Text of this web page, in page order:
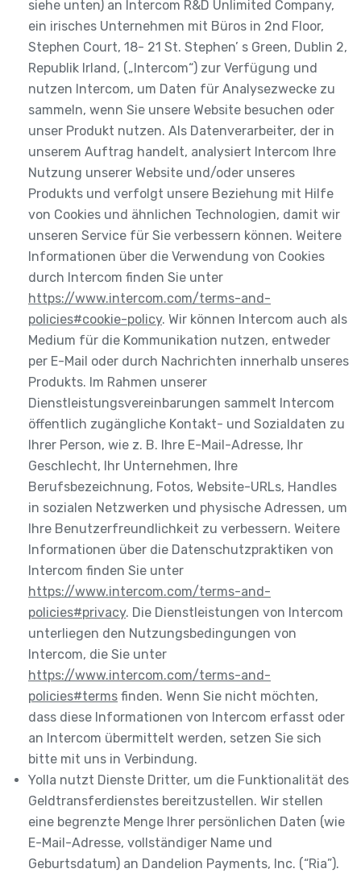
siehe unten) an Intercom R&D Unlimited Company,
ein irisches Unternehmen mit Büros in 2nd Floor,
Stephen Court, 18- 21 St. Stephen’ s Green, Dublin 2,
Republik Irland, („Intercom“) zur Verfügung und
nutzen Intercom, um Daten für Analysezwecke zu
sammeln, wenn Sie unsere Website besuchen oder
unser Produkt nutzen. Als Datenverarbeiter, der in
unserem Auftrag handelt, analysiert Intercom Ihre
Nutzung unserer Website und/oder unseres
Produkts und verfolgt unsere Beziehung mit Hilfe
von Cookies und ähnlichen Technologien, damit wir
unseren Service für Sie verbessern können. Weitere
Informationen über die Verwendung von Cookies
durch Intercom finden Sie unter
https://www.intercom.com/terms-and-
policies#cookie-policy. Wir können Intercom auch als
Medium für die Kommunikation nutzen, entweder
per E-Mail oder durch Nachrichten innerhalb unseres
Produkts. Im Rahmen unserer
Dienstleistungsvereinbarungen sammelt Intercom
öffentlich zugängliche Kontakt- und Sozialdaten zu
Ihrer Person, wie z. B. Ihre E-Mail-Adresse, Ihr
Geschlecht, Ihr Unternehmen, Ihre
Berufsbezeichnung, Fotos, Website-URLs, Handles
in sozialen Netzwerken und physische Adressen, um
Ihre Benutzerfreundlichkeit zu verbessern. Weitere
Informationen über die Datenschutzpraktiken von
Intercom finden Sie unter
https://www.intercom.com/terms-and-
policies#privacy. Die Dienstleistungen von Intercom
unterliegen den Nutzungsbedingungen von
Intercom, die Sie unter
https://www.intercom.com/terms-and-
policies#terms finden. Wenn Sie nicht möchten,
dass diese Informationen von Intercom erfasst oder
an Intercom übermittelt werden, setzen Sie sich
bitte mit uns in Verbindung.
Yolla nutzt Dienste Dritter, um die Funktionalität des
Geldtransferdienstes bereitzustellen. Wir stellen
eine begrenzte Menge Ihrer persönlichen Daten (wie
E-Mail-Adresse, vollständiger Name und
Geburtsdatum) an Dandelion Payments, Inc. (“Ria”).